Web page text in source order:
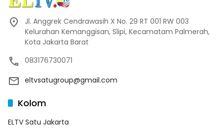
Jl. Anggrek Cendrawasih X No. 29 RT 001 RW 003
Kelurahan Kemanggisan, Slipi, Kecamatam Palmerah,
Kota Jakarta Barat
083176730071
eltvsatugroup@gmail.com
Kolom
ELTV Satu Jakarta